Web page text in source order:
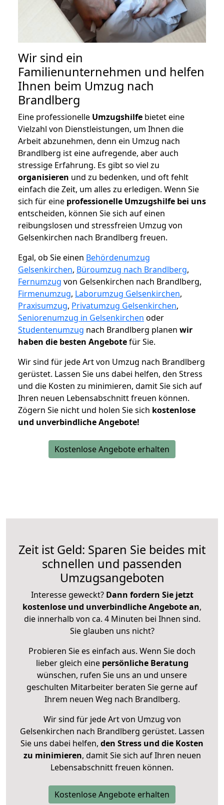
Wir sind ein
Familienunternehmen und helfen
Ihnen beim Umzug nach
Brandlberg
Eine professionelle Umzugshilfe bietet eine
Vielzahl von Dienstleistungen, um Ihnen die
Arbeit abzunehmen, denn ein Umzug nach
Brandlberg ist eine aufregende, aber auch
stressige Erfahrung. Es gibt so viel zu
organisieren und zu bedenken, und oft fehlt
einfach die Zeit, um alles zu erledigen. Wenn Sie
sich für eine professionelle Umzugshilfe bei uns
entscheiden, können Sie sich auf einen
reibungslosen und stressfreien Umzug von
Gelsenkirchen nach Brandlberg freuen.
Egal, ob Sie einen Behördenumzug
Gelsenkirchen, Büroumzug nach Brandlberg,
Fernumzug von Gelsenkirchen nach Brandlberg,
Firmenumzug, Laborumzug Gelsenkirchen,
Praxisumzug, Privatumzug Gelsenkirchen,
Seniorenumzug in Gelsenkirchen oder
Studentenumzug nach Brandlberg planen wir
haben die besten Angebotefür Sie.
Wir sind für jede Art von Umzug nach Brandlberg
gerüstet. Lassen Sie uns dabei helfen, den Stress
und die Kosten zu minimieren, damit Sie sich auf
Ihren neuen Lebensabschnitt freuen können.
Zögern Sie nicht und holen Sie sich kostenlose
und unverbindliche Angebote!
Kostenlose Angebote erhalten
Zeit ist Geld: Sparen Sie beides mit
schnellen und passenden
Umzugsangeboten
Interesse geweckt? Dann fordern Sie jetzt
kostenlose und unverbindliche Angebote an,
die innerhalb von ca. 4 Minuten bei Ihnen sind.
Sie glauben uns nicht?
Probieren Sie es einfach aus. Wenn Sie doch
lieber gleich eine persönliche Beratung
wünschen, rufen Sie uns an und unsere
geschulten Mitarbeiter beraten Sie gerne auf
Ihrem neuen Weg nach Brandlberg.
Wir sind für jede Art von Umzug von
Gelsenkirchen nach Brandlberg gerüstet. Lassen
Sie uns dabei helfen, den Stress und die Kosten
zu minimieren, damit Sie sich auf Ihren neuen
Lebensabschnitt freuen können.
Kostenlose Angebote erhalten